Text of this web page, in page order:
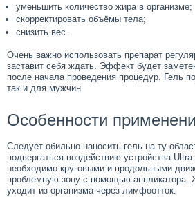
уменьшить количество жира в организме;
скорректировать объёмы тела;
снизить вес.
Очень важно использовать препарат
заставит себя ждать. Эффект будет
после начала проведения процедур. Гель
так и для мужчин.
Особенности
Следует обильно наносить гель на ту
подвергаться воздействию устройства
необходимо круговыми и продольными
проблемную зону с помощью аппликатора.
уходит из организма через лимфоотток.